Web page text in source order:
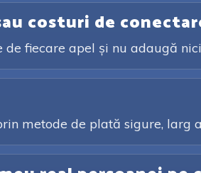
costuri de
de fiecare apel și nu adaugă
metode de plată sigure, larg